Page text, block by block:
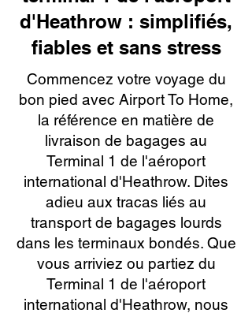
d'Heathrow : simplifiés,
fiables et sans stress
Commencez votre voyage du
bon pied avec Airport To Home,
la référence en matière de
livraison de bagages au
Terminal 1 de l'aéroport
international d'Heathrow. Dites
adieu aux tracas liés au
transport de bagages lourds
dans les terminaux bondés. Que
vous arriviez ou partiez du
Terminal 1 de l'aéroport
international d'Heathrow, nous